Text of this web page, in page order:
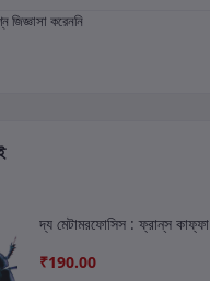
করেননি
দ্য মেটামরফোসিস : ফ্রান্‌স কাফ্ফা
₹190.00